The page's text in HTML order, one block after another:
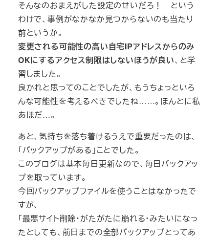
そんなのおまえがした設定のせいだろ！ という
わけで、事例がなかなか見つからないのも当たり
前というか。
変更される可能性の高い自宅IPアドレスからのみ
OKにするアクセス制限はしないほうが良い、と学
習しました。
良かれと思ってのことでしたが、もうちょっといろ
んな可能性を考えるべきでしたね……。ほんとに私
あほだ…。
あと、気持ちを落ち着けるうえで重要だったのは、
「バックアップがある」ことでした。
このブログは基本毎日更新なので、毎日バックアッ
プを取っています。
今回バックアップファイルを使うことはなかったで
すが、
「最悪サイト削除・がたがたに崩れる・みたいになっ
たとしても、前日までの全部バックアップとってあ